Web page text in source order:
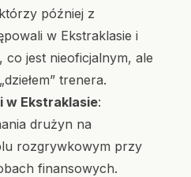
później z
w Ekstraklasie i
co jest nieoficjalnym, ale
trenera.
w Ekstraklasie:
drużyn na
rozgrywkowym przy
finansowych.